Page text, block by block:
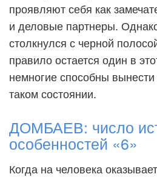
проявляют себя как
и деловые партнеры.
столкнулся с черной
правило остается один в
немногие способны
таком состоянии.
ДОМБАЕВ: число
особенностей «6»
Когда на человека